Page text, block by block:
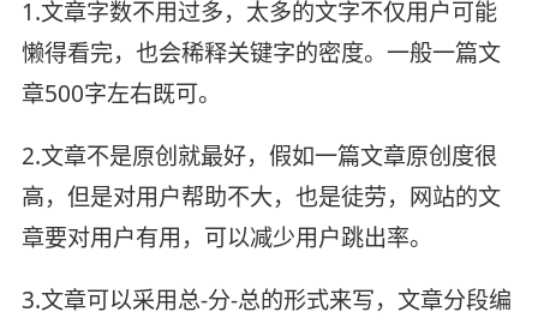
1.文章字数不用过多，太多的文字不仅用户可能
懒得看完，也会稀释关键字的密度。一般一篇文
章500字左右既可。
2.文章不是原创就最好，假如一篇文章原创度很
高，但是对用户帮助不大，也是徒劳，网站的文
章要对用户有用，可以减少用户跳出率。
3.文章可以采用总-分-总的形式来写，文章分段编